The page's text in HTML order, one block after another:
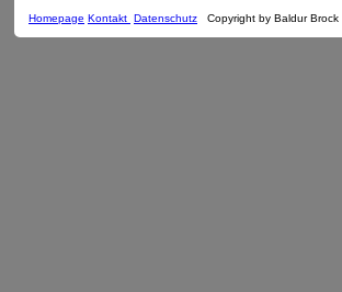
Homepage Kontakt Datenschutz Copyright by Baldur Brock